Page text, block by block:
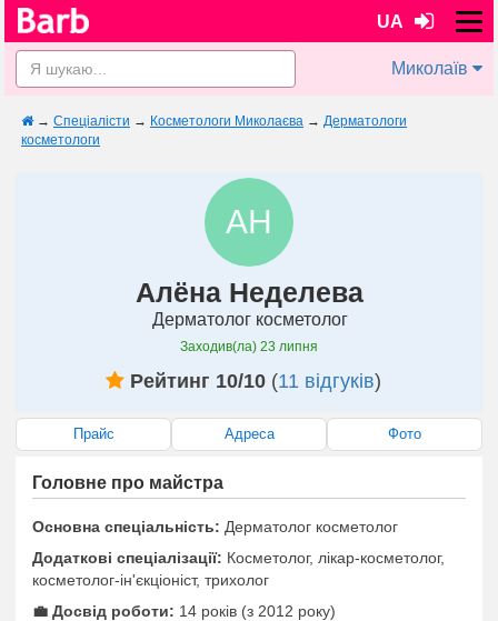
UA
Миколаїв
→ Спеціалісти → Косметологи Миколаєва → Дерматологи
косметологи
АН
Алёна Неделева
Дерматолог косметолог
Заходив(ла) 23 липня
Рейтинг 10/10 (11 відгуків)
Прайс Адреса Фото
Головне про майстра
Основна спеціальність: Дерматолог косметолог
Додаткові спеціалізації: Косметолог, лікар-косметолог,
косметолог-ін'єкціоніст, трихолог
💼 Досвід роботи: 14 років (з 2012 року)